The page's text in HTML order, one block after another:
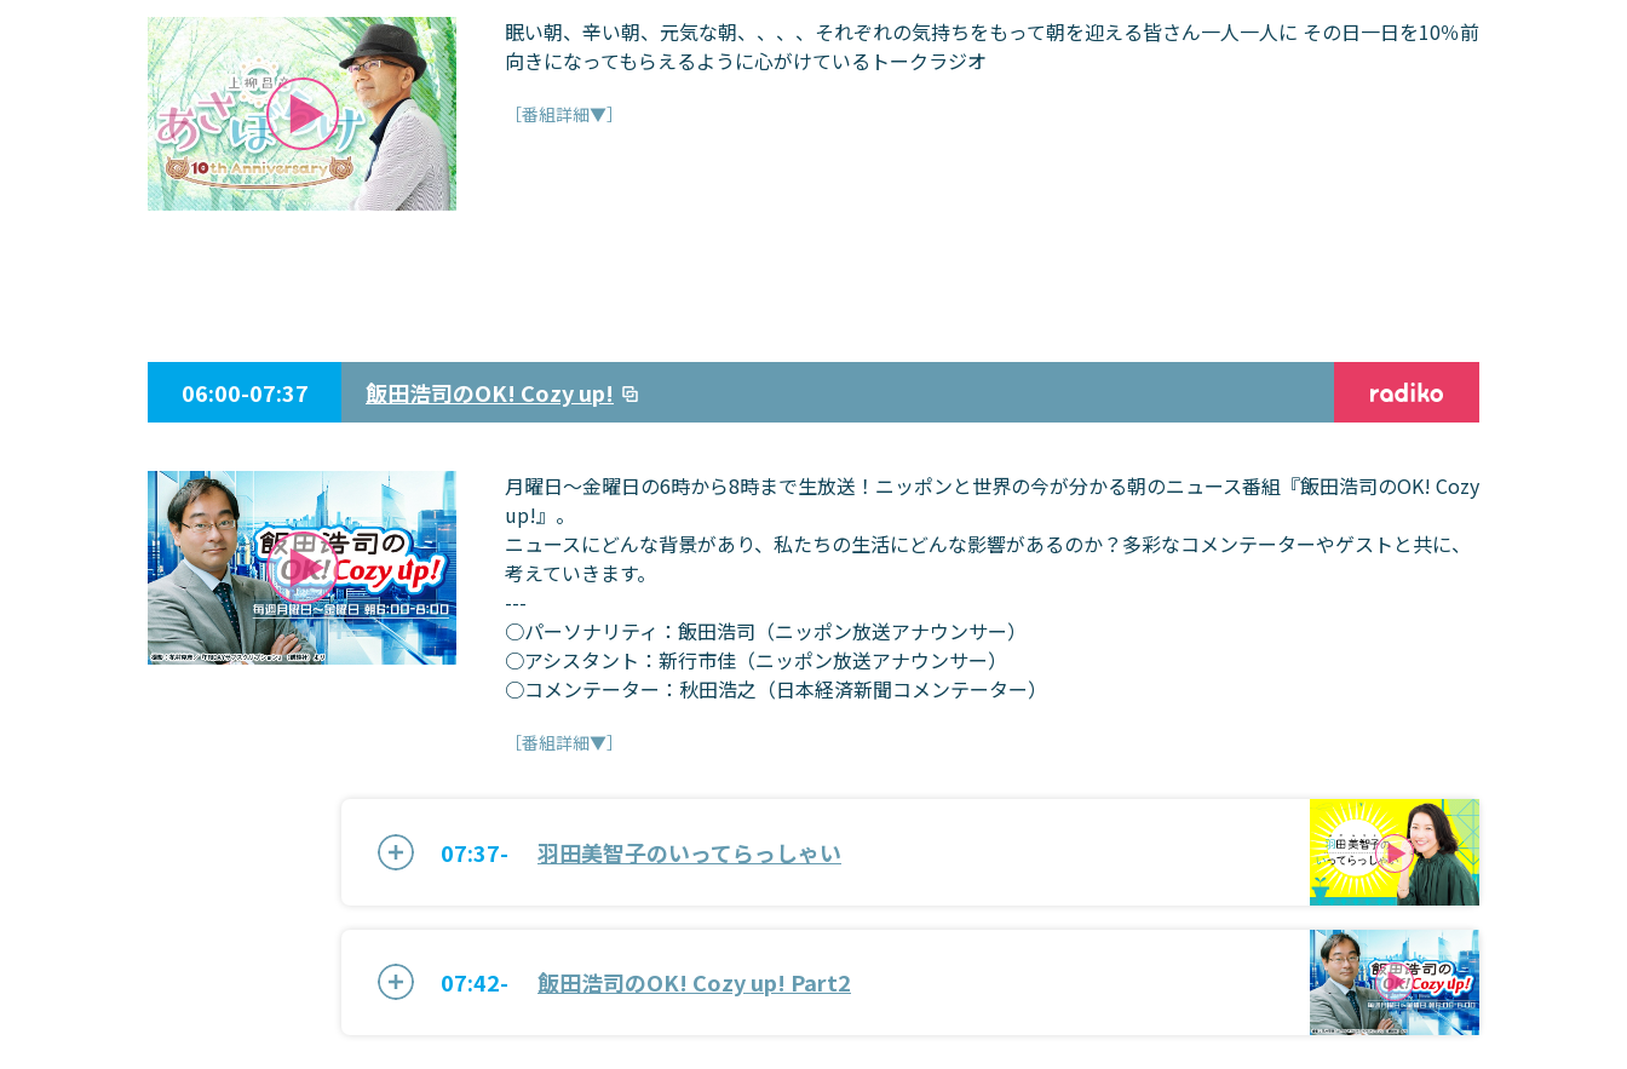
眠い朝、辛い朝、元気な朝、、、、それぞれの気持ちをもって朝を迎える皆さん一人一人に その日一日を10％前
向きになってもらえるように心がけているトークラジオ
［番組詳細▼］
06:00-07:37 飯田浩司のOK! Cozy up!
月曜日～金曜日の6時から8時まで生放送！ニッポンと世界の今が分かる朝のニュース番組『飯田浩司のOK! Cozy
up!』。
ニュースにどんな背景があり、私たちの生活にどんな影響があるのか？多彩なコメンテーターやゲストと共に、
考えていきます。
---
○パーソナリティ：飯田浩司（ニッポン放送アナウンサー）
○アシスタント：新行市佳（ニッポン放送アナウンサー）
○コメンテーター：秋田浩之（日本経済新聞コメンテーター）
［番組詳細▼］
07:37- 羽田美智子のいってらっしゃい
07:42- 飯田浩司のOK! Cozy up! Part2